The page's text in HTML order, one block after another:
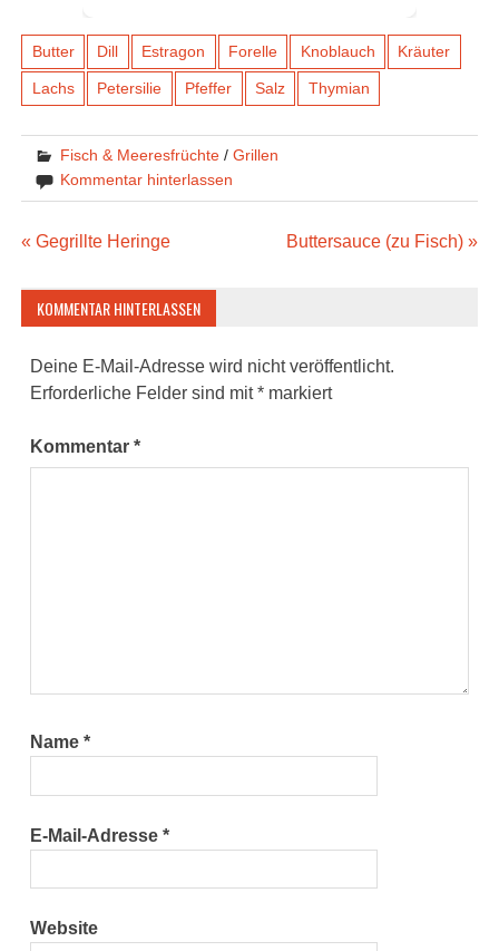
Butter Dill Estragon Forelle Knoblauch Kräuter
Lachs Petersilie Pfeffer Salz Thymian
Fisch & Meeresfrüchte /Grillen
Kommentar hinterlassen
Beitragsnavigation
« Gegrillte Heringe Buttersauce (zu Fisch) »
KOMMENTAR HINTERLASSEN
Deine E-Mail-Adresse wird nicht veröffentlicht.
Erforderliche Felder sind mit* markiert
Kommentar*
Name*
E-Mail-Adresse*
Website